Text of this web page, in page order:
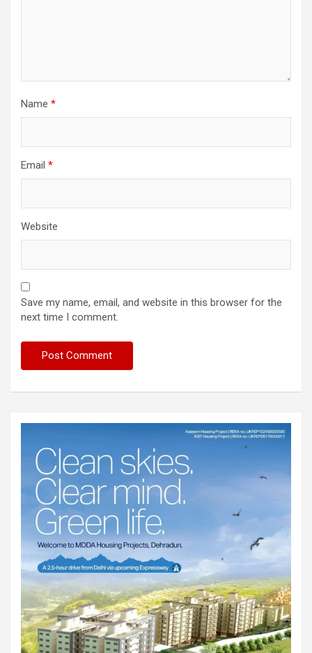
Name *
Email *
Website
Save my name, email, and website in this browser for the
next time I comment.